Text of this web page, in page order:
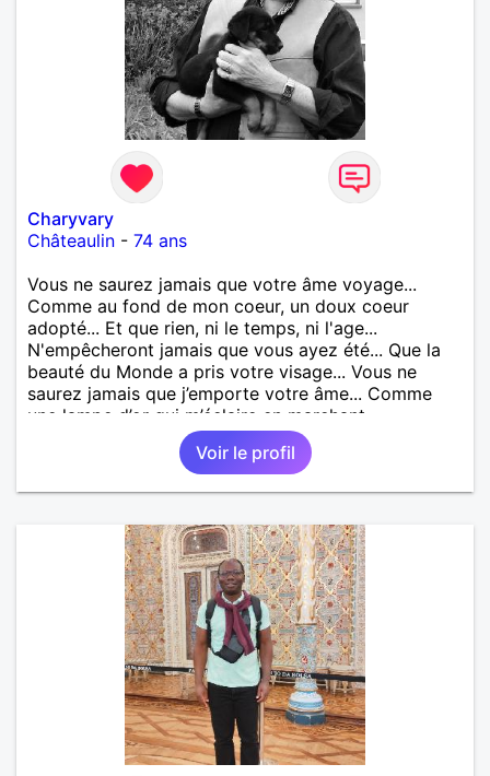
Charyvary
Châteaulin - 74 ans
Vous ne saurez jamais que votre âme voyage...
Comme au fond de mon coeur, un doux coeur
adopté... Et que rien, ni le temps, ni l'age...
N'empêcheront jamais que vous ayez été... Que la
beauté du Monde a pris votre visage... Vous ne
saurez jamais que j’emporte votre âme... Comme
une lampe d’or qui m’éclaire en marchant...
Voir le profil